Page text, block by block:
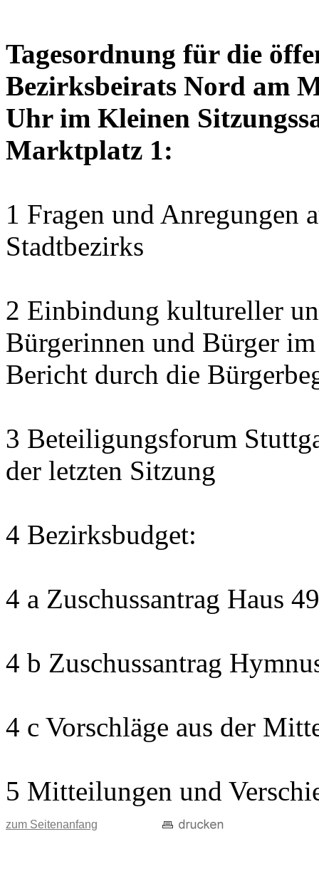
Tagesordnung für die
Bezirksbeirats Nord am
Uhr im Kleinen
Marktplatz 1:
1 Fragen und Anregungen
Stadtbezirks
2 Einbindung kultureller
Bürgerinnen und Bürger
Bericht durch die
3 Beteiligungsforum
der letzten Sitzung
4 Bezirksbudget:
4 a Zuschussantrag Haus 49
4 b Zuschussantrag
4 c Vorschläge aus der
5 Mitteilungen und
zum Seitenanfang